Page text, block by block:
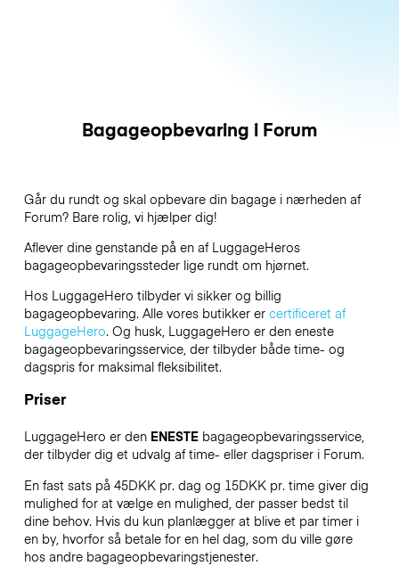
Bagageopbevaring i Forum
Går du rundt og skal opbevare din bagage i nærheden af
Forum? Bare rolig, vi hjælper dig!
Aflever dine genstande på en af LuggageHeros
bagageopbevaringssteder lige rundt om hjørnet.
Hos LuggageHero tilbyder vi sikker og billig
bagageopbevaring. Alle vores butikker er certificeret af
LuggageHero. Og husk, LuggageHero er den eneste
bagageopbevaringsservice, der tilbyder både time- og
dagspris for maksimal fleksibilitet.
Priser
LuggageHero er den ENESTEbagageopbevaringsservice,
der tilbyder dig et udvalg af time- eller dagspriser i Forum.
En fast sats på 45DKK pr. dag og 15DKK pr. time giver dig
mulighed for at vælge en mulighed, der passer bedst til
dine behov. Hvis du kun planlægger at blive et par timer i
en by, hvorfor så betale for en hel dag, som du ville gøre
hos andre bagageopbevaringstjenester.